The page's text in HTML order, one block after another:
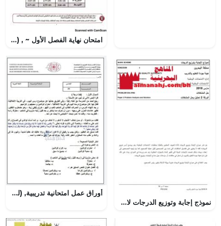
امتحان نهاية الفصل الأول ~ , (علوم) التاسع العام
نموذج إجابة وتوزيع الدرجات لامتحان وطني ورقة 2 تحليل وحل المشكلات (لغة عربية) الثالث الثانوي
أوراق عمل امتحانية تدريبية, (لغة عربية) الخامس